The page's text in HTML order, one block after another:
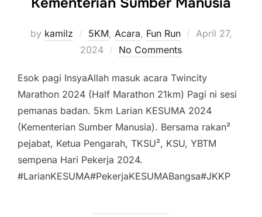
by kamilz 5KM, Acara, Fun Run
Posted
April 27,
2024
No Comments
Esok pagi InsyaAllah masuk acara Twincity
Marathon 2024 (Half Marathon 21km) Pagi ni sesi
pemanas badan. 5km Larian KESUMA 2024
(Kementerian Sumber Manusia). Bersama rakan²
pejabat, Ketua Pengarah, TKSU², KSU, YBTM
sempena Hari Pekerja 2024.
#LarianKESUMA#PekerjaKESUMABangsa#JKKP